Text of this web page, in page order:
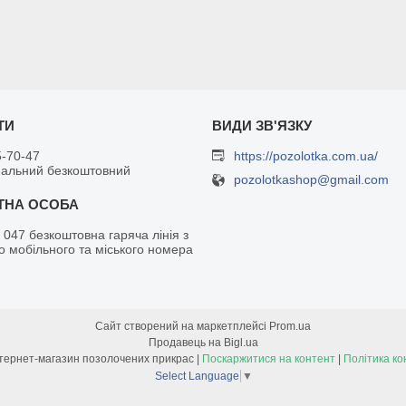
70-47
безкоштовний
безкоштовна гаряча лінія з
мобільного та міського номера
https://pozolotka.com.ua/
pozolotkashop@gmail.com
Сайт створений на маркетплейсі Prom.ua
Продавець на Bigl.ua
Поскаржитися на контент
Політика
Select Language ▼